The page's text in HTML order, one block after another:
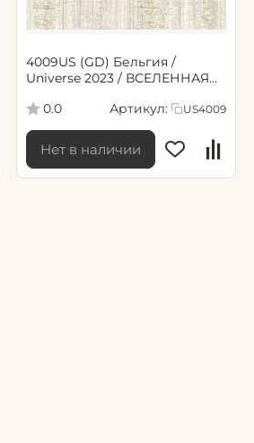
4009US (GD) Бельгия /
Universe 2023 / ВСЕЛЕННАЯ
флиз)
0.0 Артикул: US4009
Нет в наличии